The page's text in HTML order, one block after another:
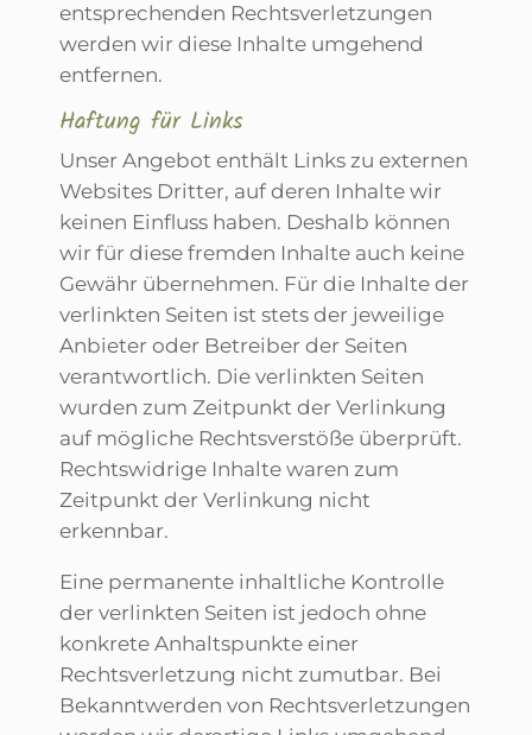
entsprechenden Rechtsverletzungen
werden wir diese Inhalte umgehend
entfernen.
Haftung für Links
Unser Angebot enthält Links zu externen
Websites Dritter, auf deren Inhalte wir
keinen Einfluss haben. Deshalb können
wir für diese fremden Inhalte auch keine
Gewähr übernehmen. Für die Inhalte der
verlinkten Seiten ist stets der jeweilige
Anbieter oder Betreiber der Seiten
verantwortlich. Die verlinkten Seiten
wurden zum Zeitpunkt der Verlinkung
auf mögliche Rechtsverstöße überprüft.
Rechtswidrige Inhalte waren zum
Zeitpunkt der Verlinkung nicht
erkennbar.
Eine permanente inhaltliche Kontrolle
der verlinkten Seiten ist jedoch ohne
konkrete Anhaltspunkte einer
Rechtsverletzung nicht zumutbar. Bei
Bekanntwerden von Rechtsverletzungen